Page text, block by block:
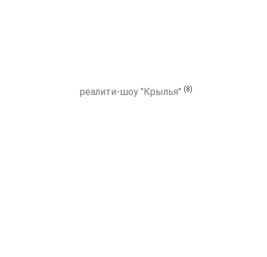
реалити-шоу "Крылья" (8)